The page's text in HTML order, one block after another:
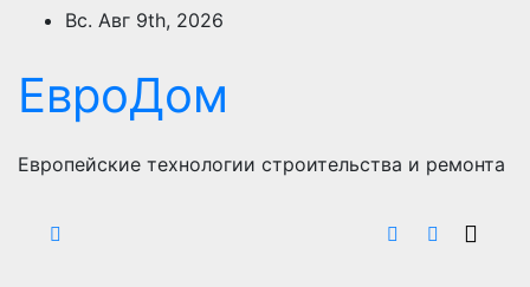
ПерейтиВс. Авг 9th, 2026
ЕвроДом
Европейские технологии строительства и ремонта